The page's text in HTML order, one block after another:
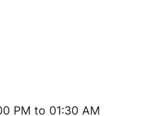
PM to 01:30 AM